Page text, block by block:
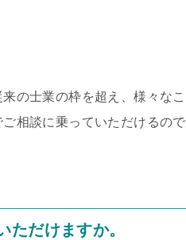
の士業の枠を超え、様々なこ
相談に乗っていただけるので
ただけますか。